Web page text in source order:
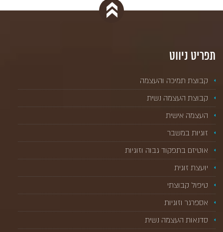
תפריט ניווט
קבוצת תמיכה והעצמה
קבוצת העצמה נשית
העצמה אישית
זוגיות במשבר
אוטיזם בתפקוד גבוה וזוגיות
יועצת זוגית
טיפול קבוצתי
אספרגר וזוגיות
סדנאות העצמה נשית